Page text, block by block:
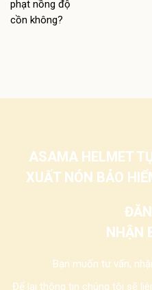
ASAMA HELMET
XUẤT NÓN BẢO
NHẬN
Bạn muốn tư vấn,
Để lại thông tin chúng tôi sẽ